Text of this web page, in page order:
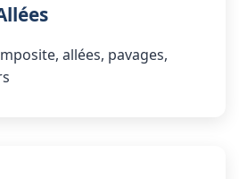
allées, pavages,